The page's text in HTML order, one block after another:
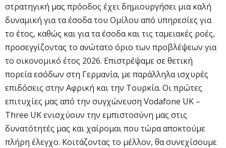
στρατηγική μας πρόοδος έχει δημιουργήσει μια καλή
δυναμική για τα έσοδα του Ομίλου από υπηρεσίες για
το έτος, καθώς και για τα έσοδα και τις ταμειακές ροές,
προσεγγίζοντας το ανώτατο όριο των προβλέψεων για
το οικονομικό έτος 2026. Επιστρέψαμε σε θετική
πορεία εσόδων στη Γερμανία, με παράλληλα ισχυρές
επιδόσεις στην Αφρική και την Τουρκία. Οι πρώτες
επιτυχίες μας από την συγχώνευση Vodafone UK –
Three UK ενισχύουν την εμπιστοσύνη μας στις
δυνατότητές μας και χαίρομαι που τώρα αποκτούμε
πλήρη έλεγχο. Κοιτάζοντας το μέλλον, θα συνεχίσουμε